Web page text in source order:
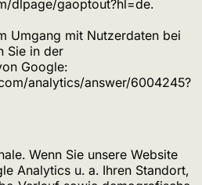
dlpage/gaoptout?hl=de.
Umgang mit Nutzerdaten bei
Sie in der
Google:
analytics/answer/6004245?
Wenn Sie unsere Website
Analytics u. a. Ihren Standort,